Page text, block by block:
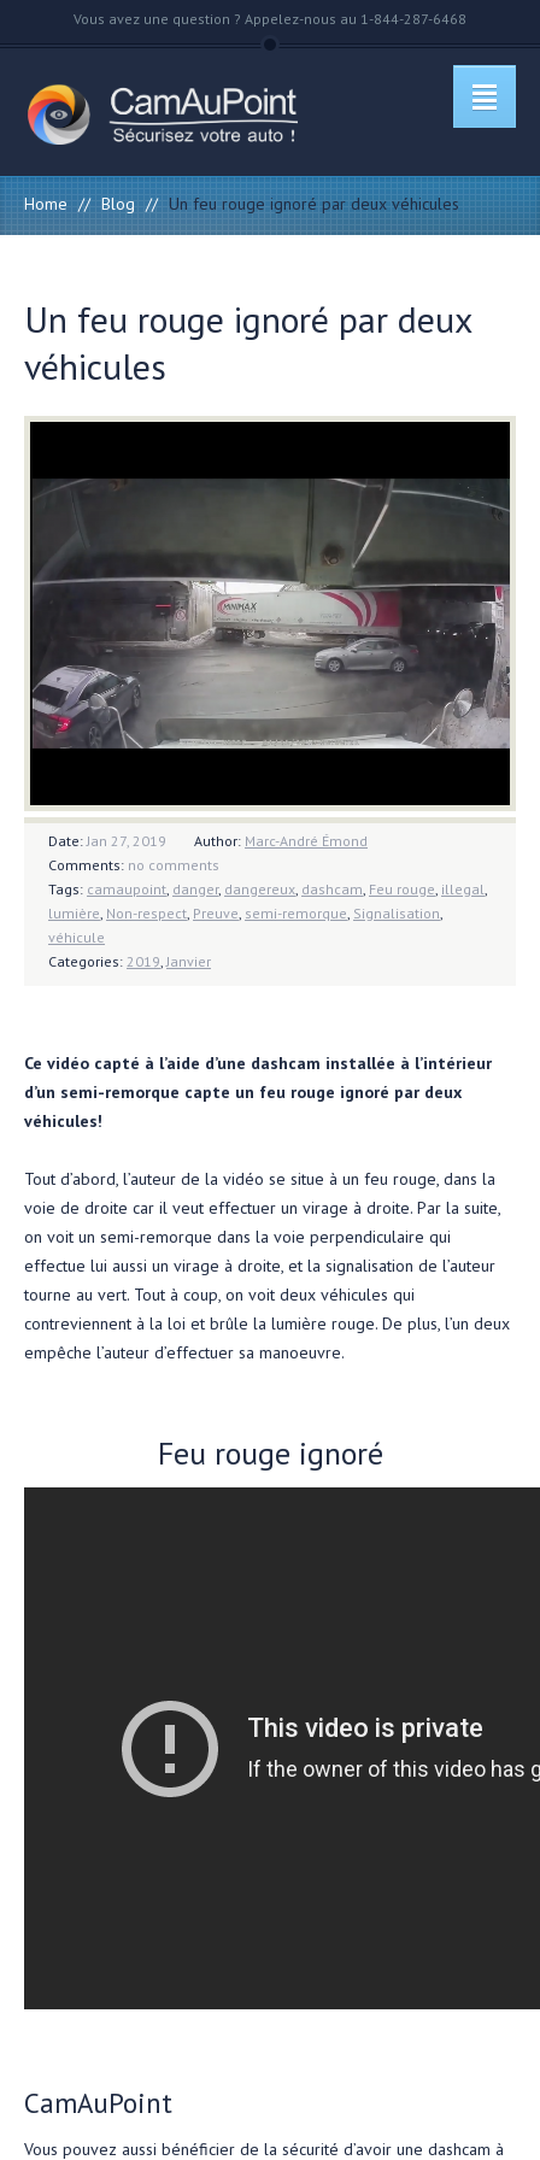
Vous avez une question ? Appelez-nous au 1-844-287-6468
Home // Blog // Un feu rouge ignoré par deux véhicules
Un feu rouge ignoré par deux
véhicules
Date:Jan 27, 2019 Author: Marc-André Émond
Comments: no comments
Tags: camaupoint, danger, dangereux, dashcam, Feu rouge, illegal,
lumière, Non-respect, Preuve, semi-remorque, Signalisation,
véhicule
Categories: 2019,Janvier
Ce vidéo capté à l’aide d’une dashcam installée à l’intérieur
d’un semi-remorque capte un feu rouge ignoré par deux
véhicules!
Tout d’abord, l’auteur de la vidéo se situe à un feu rouge, dans la
voie de droite car il veut effectuer un virage à droite. Par la suite,
on voit un semi-remorque dans la voie perpendiculaire qui
effectue lui aussi un virage à droite, et la signalisation de l’auteur
tourne au vert. Tout à coup, on voit deux véhicules qui
contreviennent à la loi et brûle la lumière rouge. De plus, l’un deux
empêche l’auteur d’effectuer sa manoeuvre.
Feu rouge ignoré
CamAuPoint
Vous pouvez aussi bénéficier de la sécurité d’avoir une dashcam à